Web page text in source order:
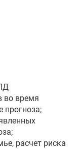
во время
прогноза;
расчет риска